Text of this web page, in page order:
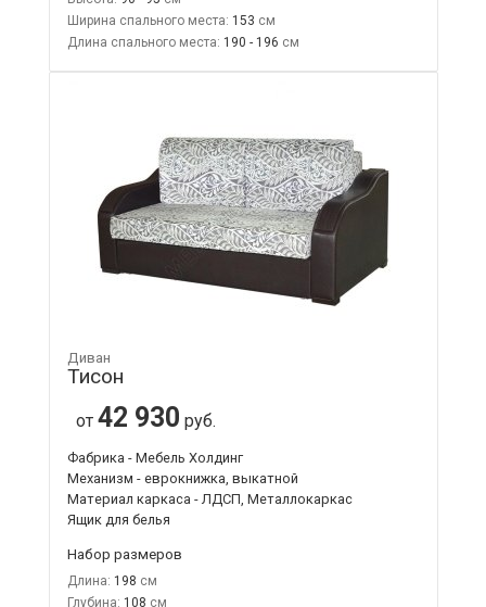
Ширина спального места: 153
Длина спального места: 190 - 196
Диван
Тисон
от 42 930 руб.
Фабрика - Мебель Холдинг
Механизм - еврокнижка, выкатной
Материал каркаса - ЛДСП, Металлокаркас
Ящик для белья
Набор размеров
Длина: 198
Глубина: 108